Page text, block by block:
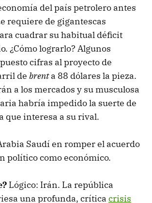
del país petrolero antes
requiere de gigantescas
cuadrar su habitual déficit
¿Cómo lograrlo? Algunos
cifras al proyecto de
de brenta 88 dólares la pieza.
a los mercados y su musculosa
habría impedido la suerte de
que interesa a su rival.
Saudí en romper el acuerdo
político como económico.
Lógico: Irán. La república
una profunda, crítica crisis